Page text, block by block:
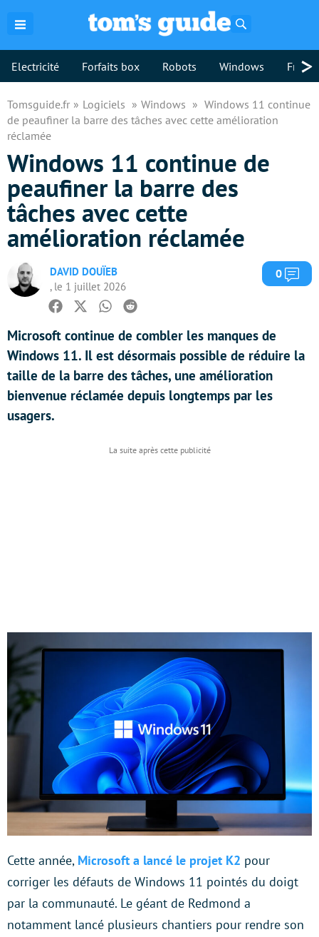
Electricité Forfaits box Robots Windows >
Tomsguide.fr Logiciels Windows
Windows 11 continue
de peaufiner la barre des tâches avec cette amélioration
réclamée
Windows 11 continue de
peaufiner la barre des
tâches avec cette
amélioration réclamée
DAVID DOUÏEB
, le 1 juillet 2026
0
Facebook
TwitterWhatsapp
Reddit
Microsoft continue de combler les manques de
Windows 11. Il est désormais possible de réduire la
taille de la barre des tâches, une amélioration
bienvenue réclamée depuis longtemps par les
usagers.
Cette année, Microsoft a lancé le projet K2 pour
corriger les défauts de Windows 11 pointés du doigt
par la communauté. Le géant de Redmond a
notamment lancé plusieurs chantiers pour rendre son